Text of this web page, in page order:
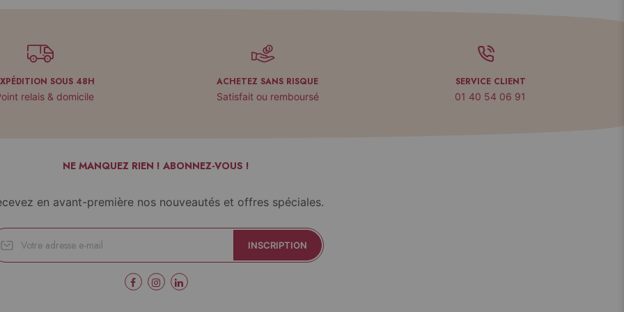
SOUS 48H
relais & domicile
ACHETEZ SANS RISQUE
Satisfait ou remboursé
SERVICE CLIENT
01 40 54 06 91
NE MANQUEZ RIEN ! ABONNEZ-VOUS !
en avant-première nos nouveautés et offres spéciales.
INSCRIPTION